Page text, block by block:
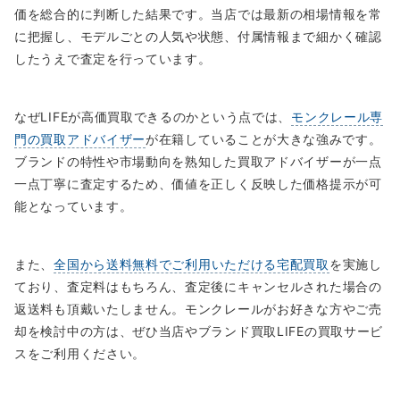
価を総合的に判断した結果です。当店では最新の相場情報を常
に把握し、モデルごとの人気や状態、付属情報まで細かく確認
したうえで査定を行っています。
なぜLIFEが高価買取できるのかという点では、 モンクレール専
門の買取アドバイザーが在籍していることが大きな強みです。
ブランドの特性や市場動向を熟知した買取アドバイザーが一点
一点丁寧に査定するため、価値を正しく反映した価格提示が可
能となっています。
また、全国から送料無料でご利用いただける宅配買取 を実施し
ており、査定料はもちろん、査定後にキャンセルされた場合の
返送料も頂戴いたしません。モンクレールがお好きな方やご売
却を検討中の方は、ぜひ当店やブランド買取LIFEの買取サービ
スをご利用ください。